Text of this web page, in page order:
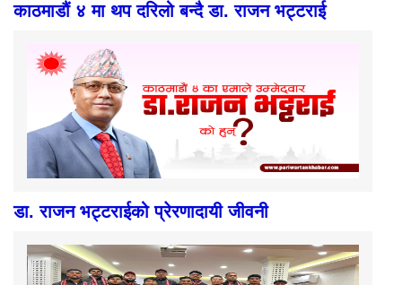
काठमाडौं ४ मा थप दरिलो बन्दै डा. राजन भट्टराई
डा. राजन भट्टराईको प्रेरणादायी जीवनी